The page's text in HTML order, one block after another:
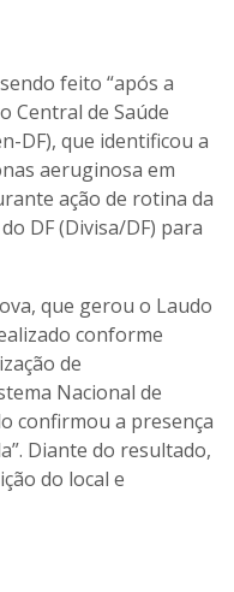
feito “após a
Central de Saúde
DF), que identificou a
aeruginosa em
ação de rotina da
DF (Divisa/DF) para
que gerou o Laudo
conforme
de
Nacional de
confirmou a presença
Diante do resultado,
do local e